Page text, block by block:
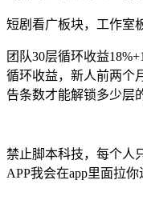
短剧看广板块，工作室
团队30层循环收益
循环收益，新人前两个
告条数才能解锁多少层
禁止脚本科技，每个人
APP我会在app里面拉